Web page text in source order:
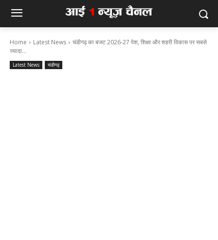
Home Latest News
चंडीगढ़ का बजट 2026-27 पेश, शिक्षा और शहरी विकास पर सबसे
ज्यादा...
Latest News चंडीगढ़